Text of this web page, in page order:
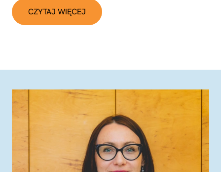
CZYTAJ WIĘCEJ